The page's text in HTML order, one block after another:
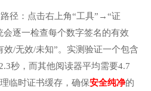
径：点击右上角“工具”→“证
逐一检查每个数字签名的有效
/无效/未知”。实测验证一个包含
秒，而其他阅读器平均需要4.7
临时证书缓存，确保安全纯净的